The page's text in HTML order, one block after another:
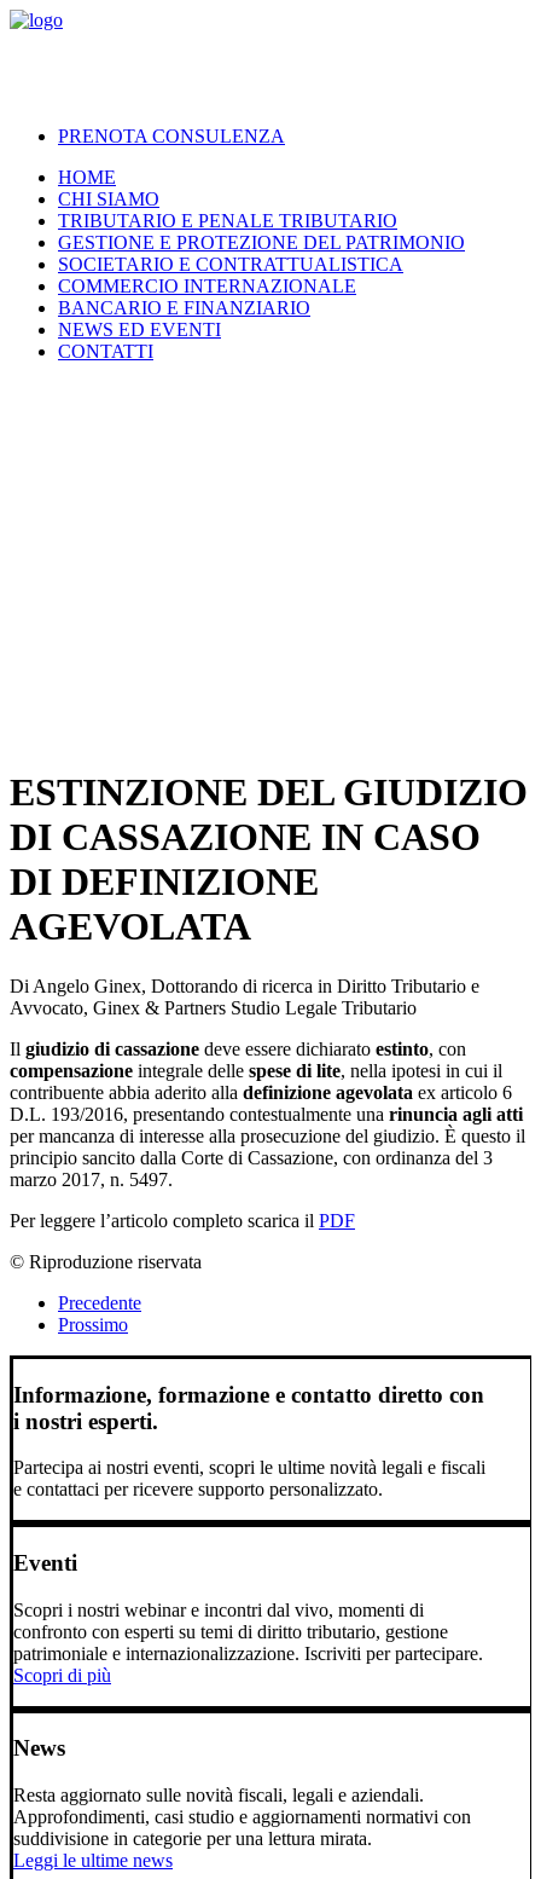
PRENOTA CONSULENZA
HOME
CHI SIAMO
TRIBUTARIO E PENALE TRIBUTARIO
GESTIONE E PROTEZIONE DEL PATRIMONIO
SOCIETARIO E CONTRATTUALISTICA
COMMERCIO INTERNAZIONALE
BANCARIO E FINANZIARIO
NEWS ED EVENTI
CONTATTI
ESTINZIONE DEL GIUDIZIO
DI CASSAZIONE IN CASO
DI DEFINIZIONE
AGEVOLATA
Di Angelo Ginex, Dottorando di ricerca in Diritto Tributario e
Avvocato, Ginex & Partners Studio Legale Tributario
Il giudizio di cassazione deve essere dichiarato estinto, con
compensazione integrale delle spese di lite, nella ipotesi in cui il
contribuente abbia aderito alla definizione agevolata ex articolo 6
D.L. 193/2016, presentando contestualmente una rinuncia agli atti
per mancanza di interesse alla prosecuzione del giudizio. È questo il
principio sancito dalla Corte di Cassazione, con ordinanza del 3
marzo 2017, n. 5497.
Per leggere l’articolo completo scarica il PDF
© Riproduzione riservata
Precedente
Prossimo
Informazione, formazione e contatto diretto con
i nostri esperti.
Partecipa ai nostri eventi, scopri le ultime novità legali e fiscali
e contattaci per ricevere supporto personalizzato.
Eventi
Scopri i nostri webinar e incontri dal vivo, momenti di
confronto con esperti su temi di diritto tributario, gestione
patrimoniale e internazionalizzazione. Iscriviti per partecipare.
Scopri di più
News
Resta aggiornato sulle novità fiscali, legali e aziendali.
Approfondimenti, casi studio e aggiornamenti normativi con
suddivisione in categorie per una lettura mirata.
Leggi le ultime news